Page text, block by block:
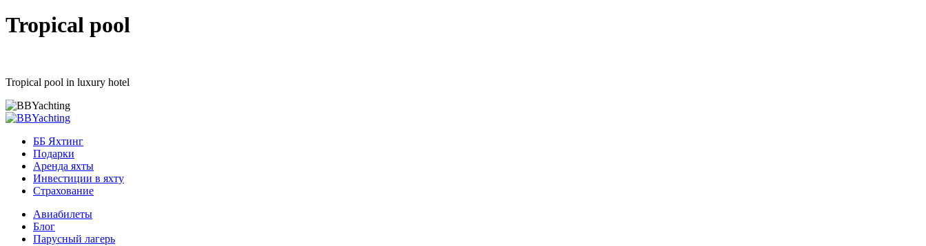
Tropical pool
Tropical pool in luxury hotel
ББ Яхтинг
Подарки
Аренда яхты
Инвестиции в яхту
Страхование
Авиабилеты
Блог
Парусный лагерь